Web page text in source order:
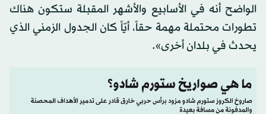
الواضح أنه في الأسابيع والأشهر المقبلة ستكون هناك
تطورات محتملة مهمة حقاً، أيّاً كان الجدول الزمني الذي
يحدث في بلدان أخرى».